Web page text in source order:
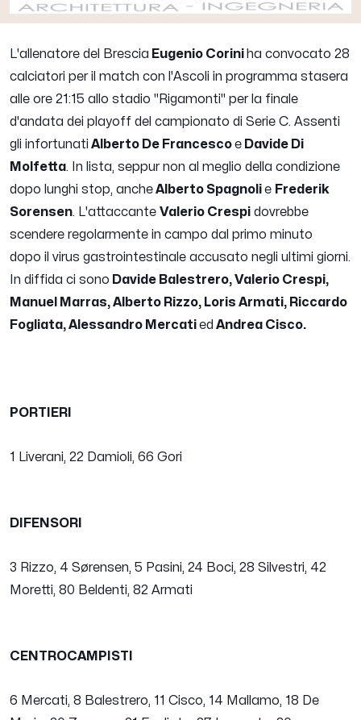
L'allenatore del Brescia Eugenio Corini ha convocato 28
calciatori per il match con l'Ascoli in programma stasera
alle ore 21:15 allo stadio "Rigamonti" per la finale
d'andata dei playoff del campionato di Serie C. Assenti
gli infortunati Alberto De Francescoe Davide Di
Molfetta. In lista, seppur non al meglio della condizione
dopo lunghi stop, ancheAlberto Spagnolie Frederik
Sorensen. L'attaccante Valerio Crespi dovrebbe
scendere regolarmente in campo dal primo minuto
dopo il virus gastrointestinale accusato negli ultimi giorni.
In diffida ci sono Davide Balestrero, Valerio Crespi,
Manuel Marras, Alberto Rizzo, Loris Armati, Riccardo
Fogliata, Alessandro Mercatied Andrea Cisco.
PORTIERI
1 Liverani, 22 Damioli, 66 Gori
DIFENSORI
3 Rizzo, 4 Sørensen, 5 Pasini, 24 Boci, 28 Silvestri, 42
Moretti, 80 Beldenti, 82 Armati
CENTROCAMPISTI
6 Mercati, 8 Balestrero, 11 Cisco, 14 Mallamo, 18 De